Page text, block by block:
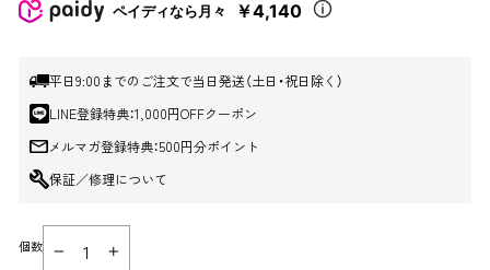
価
格
ル
価
ペイディなら月々 ￥4,140
平日9:00までのご注文で当日発送（土日・祝日除く）
LINE登録特典：1,000円OFFクーポン
メルマガ登録特典：500円分ポイント
保証／修理について
個数